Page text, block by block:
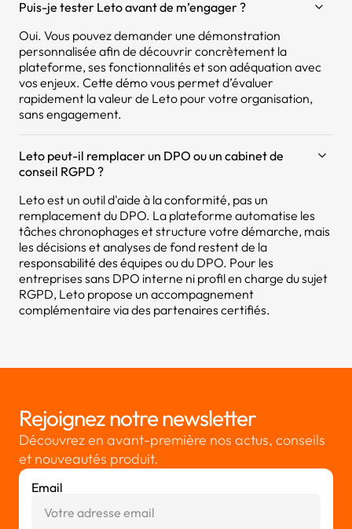
Puis-je tester Leto avant de m’engager ?
Oui. Vous pouvez demander une démonstration
personnalisée afin de découvrir concrètement la
plateforme, ses fonctionnalités et son adéquation avec
vos enjeux. Cette démo vous permet d’évaluer
rapidement la valeur de Leto pour votre organisation,
sans engagement.
Leto peut-il remplacer un DPO ou un cabinet de
conseil RGPD ?
Leto est un outil d'aide à la conformité, pas un
remplacement du DPO. La plateforme automatise les
tâches chronophages et structure votre démarche, mais
les décisions et analyses de fond restent de la
responsabilité des équipes ou du DPO. Pour les
entreprises sans DPO interne ni profil en charge du sujet
RGPD, Leto propose un accompagnement
complémentaire via des partenaires certifiés.
Rejoignez notre newsletter
Découvrez en avant-première nos actus, conseils
et nouveautés produit.
Email